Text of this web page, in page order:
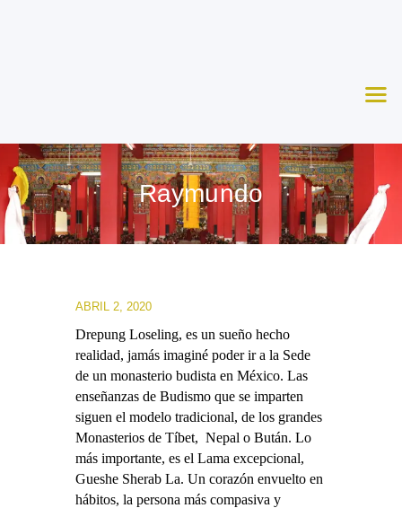
Raymundo
Agenda
Apoya
Contacto
ABRIL 2, 2020
Drepung Loseling, es un sueño hecho
realidad, jamás imaginé poder ir a la Sede
de un monasterio budista en México. Las
enseñanzas de Budismo que se imparten
siguen el modelo tradicional, de los grandes
Monasterios de Tíbet, Nepal o Bután. Lo
más importante, es el Lama excepcional,
Gueshe Sherab La. Un corazón envuelto en
hábitos, la persona más compasiva y